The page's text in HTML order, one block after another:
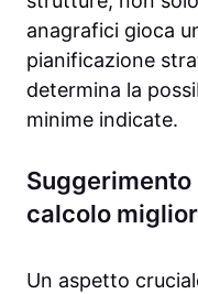
anagrafici gioca
pianificazione
determina la
minime indicate.
calcolo
Un aspetto